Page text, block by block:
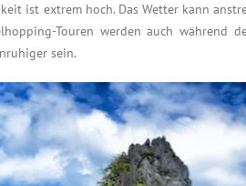
ist extrem hoch. Das Wetter kann
Touren werden auch während
sein.